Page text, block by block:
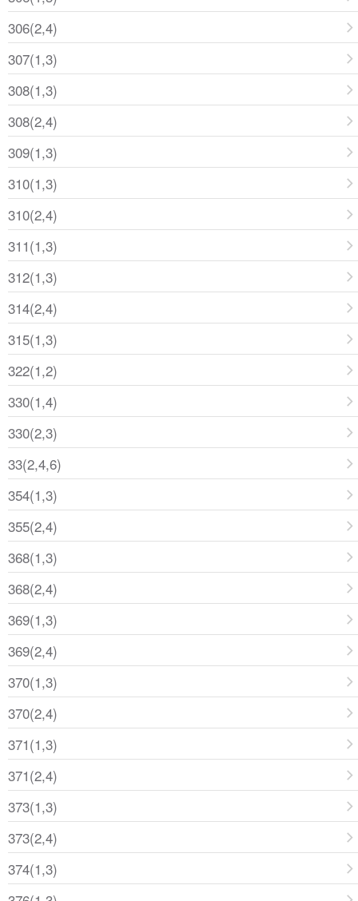
306(2,4)
307(1,3)
308(1,3)
308(2,4)
309(1,3)
310(1,3)
310(2,4)
311(1,3)
312(1,3)
314(2,4)
315(1,3)
322(1,2)
330(1,4)
330(2,3)
33(2,4,6)
354(1,3)
355(2,4)
368(1,3)
368(2,4)
369(1,3)
369(2,4)
370(1,3)
370(2,4)
371(1,3)
371(2,4)
373(1,3)
373(2,4)
374(1,3)